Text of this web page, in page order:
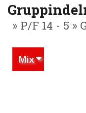
» P/F 14 - 5 »
Mix